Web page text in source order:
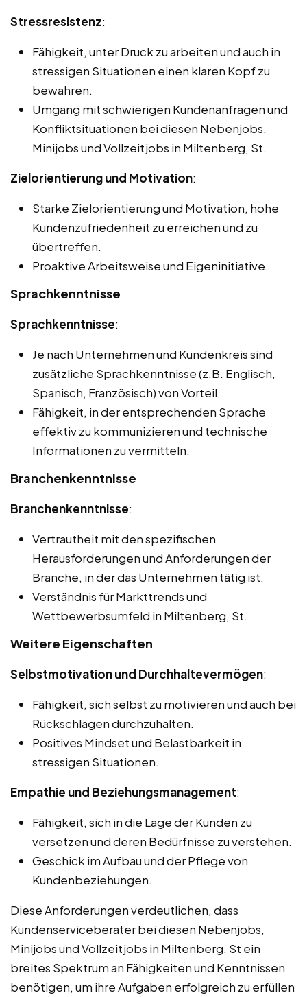
Stressresistenz:
Fähigkeit, unter Druck zu arbeiten und auch in
stressigen Situationen einen klaren Kopf zu
bewahren.
Umgang mit schwierigen Kundenanfragen und
Konfliktsituationen bei diesen Nebenjobs,
Minijobs und Vollzeitjobs in Miltenberg, St.
Zielorientierung und Motivation:
Starke Zielorientierung und Motivation, hohe
Kundenzufriedenheit zu erreichen und zu
übertreffen.
Proaktive Arbeitsweise und Eigeninitiative.
Sprachkenntnisse
Sprachkenntnisse:
Je nach Unternehmen und Kundenkreis sind
zusätzliche Sprachkenntnisse (z.B. Englisch,
Spanisch, Französisch) von Vorteil.
Fähigkeit, in der entsprechenden Sprache
effektiv zu kommunizieren und technische
Informationen zu vermitteln.
Branchenkenntnisse
Branchenkenntnisse:
Vertrautheit mit den spezifischen
Herausforderungen und Anforderungen der
Branche, in der das Unternehmen tätig ist.
Verständnis für Markttrends und
Wettbewerbsumfeld in Miltenberg, St.
Weitere Eigenschaften
Selbstmotivation und Durchhaltevermögen:
Fähigkeit, sich selbst zu motivieren und auch bei
Rückschlägen durchzuhalten.
Positives Mindset und Belastbarkeit in
stressigen Situationen.
Empathie und Beziehungsmanagement:
Fähigkeit, sich in die Lage der Kunden zu
versetzen und deren Bedürfnisse zu verstehen.
Geschick im Aufbau und der Pflege von
Kundenbeziehungen.
Diese Anforderungen verdeutlichen, dass
Kundenserviceberater bei diesen Nebenjobs,
Minijobs und Vollzeitjobs in Miltenberg, St ein
breites Spektrum an Fähigkeiten und Kenntnissen
benötigen, um ihre Aufgaben erfolgreich zu erfüllen